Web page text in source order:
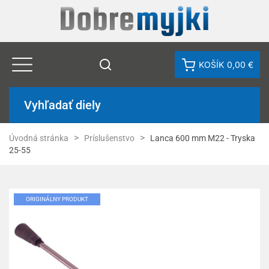
KOŠÍK 0,00 €
Vyhľadať diely
Úvodná stránka Príslušenstvo
Lanca 600 mm M22 - Tryska
25-55
ORIGINÁLNY PRODUKT